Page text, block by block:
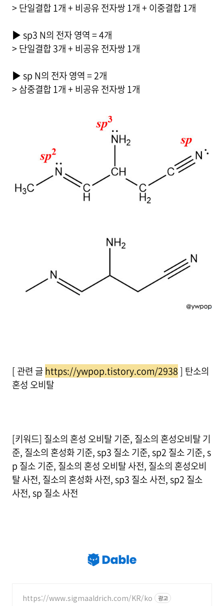
> 단일결합 1개 + 비공유 전자쌍 1개 + 이중결합 1개
▶ sp3 N의 전자 영역 = 4개
> 단일결합 3개 + 비공유 전자쌍 1개
▶ sp N의 전자 영역 = 2개
> 삼중결합 1개 + 비공유 전자쌍 1개
[ 관련 글https://ywpop.tistory.com/2938] 탄소의
혼성 오비탈
[키워드] 질소의 혼성 오비탈 기준, 질소의 혼성오비탈 기
준, 질소의 혼성화 기준, sp3 질소 기준, sp2 질소 기준, s
p 질소 기준, 질소의 혼성 오비탈 사전, 질소의 혼성오비
탈 사전, 질소의 혼성화 사전, sp3 질소 사전, sp2 질소
사전, sp 질소 사전
https://www.sigmaaldrich.com/KR/ko 광고